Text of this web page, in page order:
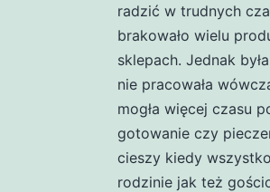
radzić w trudnych
brakowało wielu
sklepach. Jednak
nie pracowała
mogła więcej czasu
gotowanie czy
cieszy kiedy
rodzinie jak też